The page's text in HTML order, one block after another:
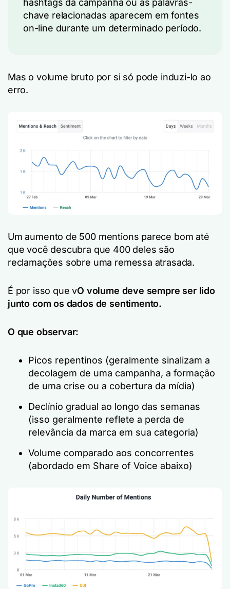
hashtags da campanha ou as palavras-
chave relacionadas aparecem em fontes
on-line durante um determinado período.
Mas o volume bruto por si só pode induzi-lo ao
erro.
Um aumento de 500 mentions parece bom até
que você descubra que 400 deles são
reclamações sobre uma remessa atrasada.
É por isso que vO volume deve sempre ser lido
junto com os dados de sentimento.
O que observar:
Picos repentinos (geralmente sinalizam a
decolagem de uma campanha, a formação
de uma crise ou a cobertura da mídia)
Declínio gradual ao longo das semanas
(isso geralmente reflete a perda de
relevância da marca em sua categoria)
Volume comparado aos concorrentes
(abordado em Share of Voice abaixo)